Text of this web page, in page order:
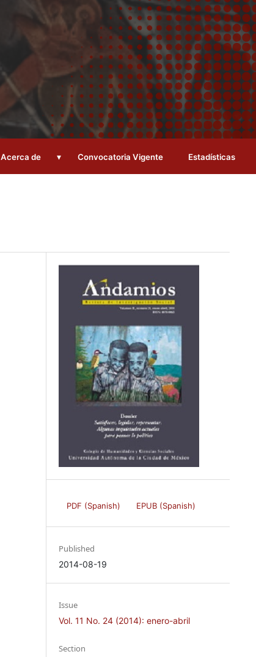
Acerca de ▾ Convocatoria Vigente Estadísticas
PDF (Spanish) EPUB (Spanish)
Published
2014-08-19
Issue
Vol. 11 No. 24 (2014): enero-abril
Section